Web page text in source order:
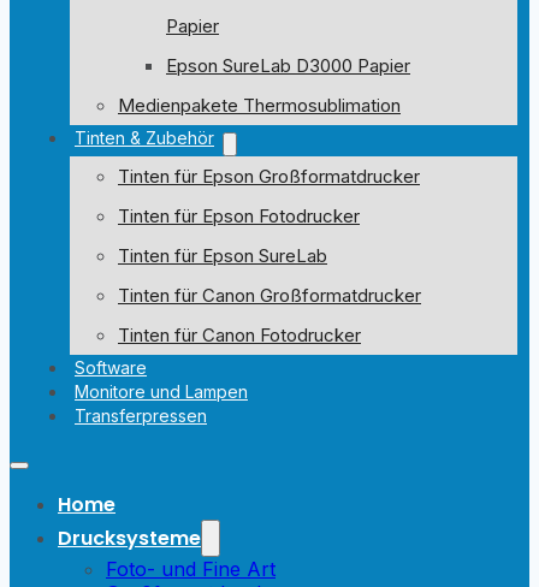
Papier
Epson SureLab D3000 Papier
Medienpakete Thermosublimation
Tinten & Zubehör
Tinten für Epson Großformatdrucker
Tinten für Epson Fotodrucker
Tinten für Epson SureLab
Tinten für Canon Großformatdrucker
Tinten für Canon Fotodrucker
Software
Monitore und Lampen
Transferpressen
Home
Drucksysteme
Foto- und Fine Art